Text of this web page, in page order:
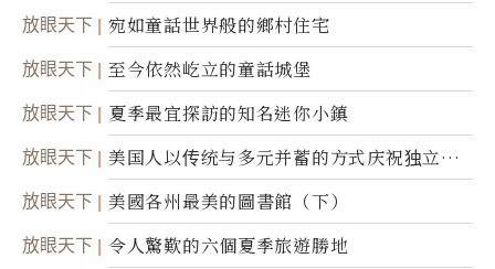
放眼天下 宛如童話世界般的鄉村住宅
放眼天下 至今依然屹立的童話城堡
放眼天下 夏季最宜探訪的知名迷你小鎮
放眼天下
美国人以传统与多元并蓄的方式庆祝独立日2
50周年
放眼天下 美國各州最美的圖書館（下）
放眼天下 令人驚歎的六個夏季旅遊勝地